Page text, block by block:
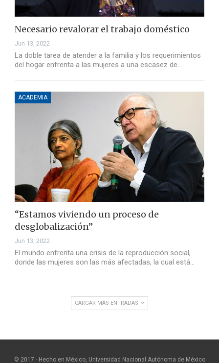
Necesario revalorar el trabajo doméstico
Jun 13, 2022
La doble tarea de atender a la familia y los requerimientos
del hogar enfrenta a las mujeres a una escasez de…
ACADEMIA
“Estamos viviendo un proceso de
desglobalización”
Jun 13, 2022
El mundo enfrenta una crisis de la reproducción social,
donde las mujeres son las más afectadas, la cual está…
CARGAR MÁS ENTRADAS
© 2017 - Hecho en México, Universidad Nacional Autónoma de México